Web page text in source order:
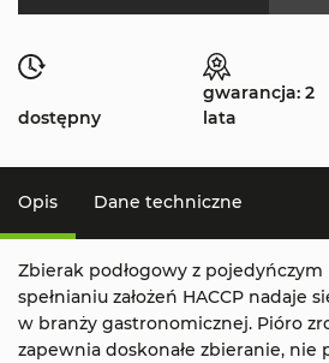
dostępny
gwarancja: 2
lata
Opis Dane techniczne
Zbierak podłogowy z
spełnianiu założeń HACCP nadaje
w branży gastronomicznej. Pióro
zapewnia doskonałe zbieranie, nie